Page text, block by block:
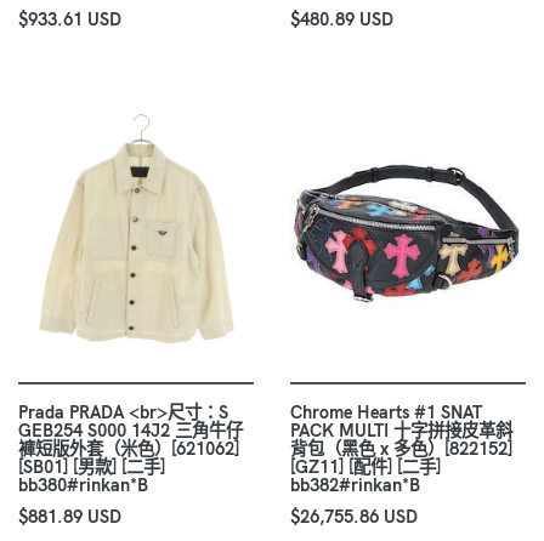
$933.61 USD
$480.89 USD
Prada PRADA <br>尺寸：S
GEB254 S000 14J2 三角牛仔
褲短版外套（米色）[621062]
[SB01] [男款] [二手]
bb380#rinkan*B
$881.89 USD
Chrome Hearts #1 SNAT
PACK MULTI 十字拼接皮革斜
背包（黑色 x 多色）[822152]
[GZ11] [配件] [二手]
bb382#rinkan*B
$26,755.86 USD